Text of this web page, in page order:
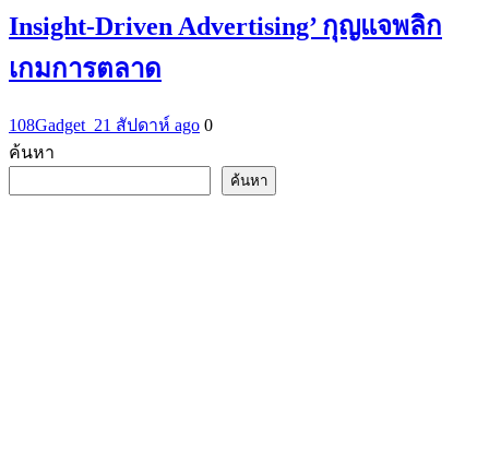
Insight-Driven Advertising’ กุญแจพลิก
เกมการตลาด
108Gadget_21 สัปดาห์ ago 0
ค้นหา
ค้นหา